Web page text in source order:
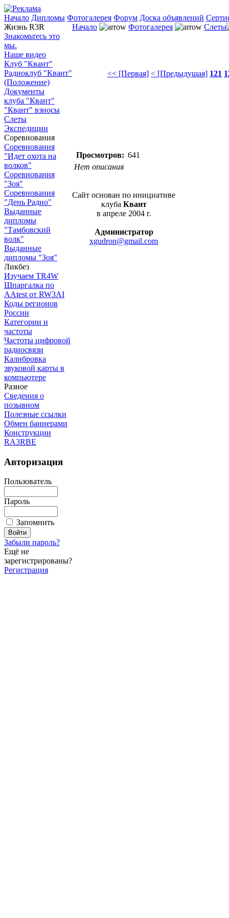
Начало Дипломы Фотогалерея Форум Доска объявлений
Жизнь R3R
Знакомьтесь это
мы.
Наше видео
Клуб "Квант"
Радиоклуб "Квант"
(Положение)
Документы
клуба "Квант"
"Квант" взносы
Слеты
Экспедиции
Соревнования
Соревнования
"Идет охота на
волков"
Соревнования
"Зоя"
Соревнования
"День Радио"
Выданные
дипломы
"Тамбовский
волк"
Выданные
дипломы "Зоя"
Ликбез
Изучаем TR4W
Шпаргалка по
AAtest от RW3AI
Коды регионов
России
Категории и
частоты
Частоты цифровой
радиосвязи
Калибровка
звуковой карты в
компьютере
Разное
Сведения о
позывном
Полезные ссылки
Обмен баннерами
Конструкции
RA3RBE
Авторизация
Пользователь
Пароль
Запомнить
Забыли пароль?
Ещё не
зарегистрированы?
Регистрация
Начало Фотогалерея Слеты
<< [Первая] < [Предыдущая] 121
Просмотров: 641
Нет описания
Сайт основан по инициативе
клуба Квант
в апреле 2004 г.
Администратор
xgudron@gmail.com